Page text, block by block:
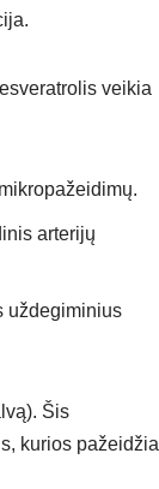
veikia
arterijų
uždegiminius
Šis
kurios pažeidžia